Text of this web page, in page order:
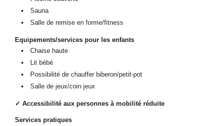
Sauna
Salle de remise en forme/fitness
Equipements/services pour les enfants
Chaise haute
Lit bébé
Possibilité de chauffer biberon/petit-pot
Salle de jeux/coin jeux
✓ Accessibilité aux personnes à mobilité réduite
Services pratiques